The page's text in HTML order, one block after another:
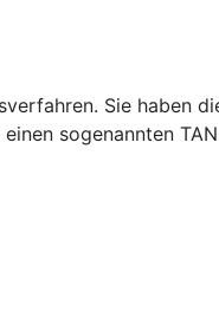
Sie haben
sogenannten